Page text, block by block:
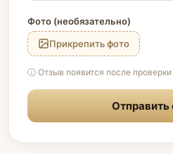
Фото (необязательно)
Прикрепить фото
ⓘ Отзыв появится после
Отправить